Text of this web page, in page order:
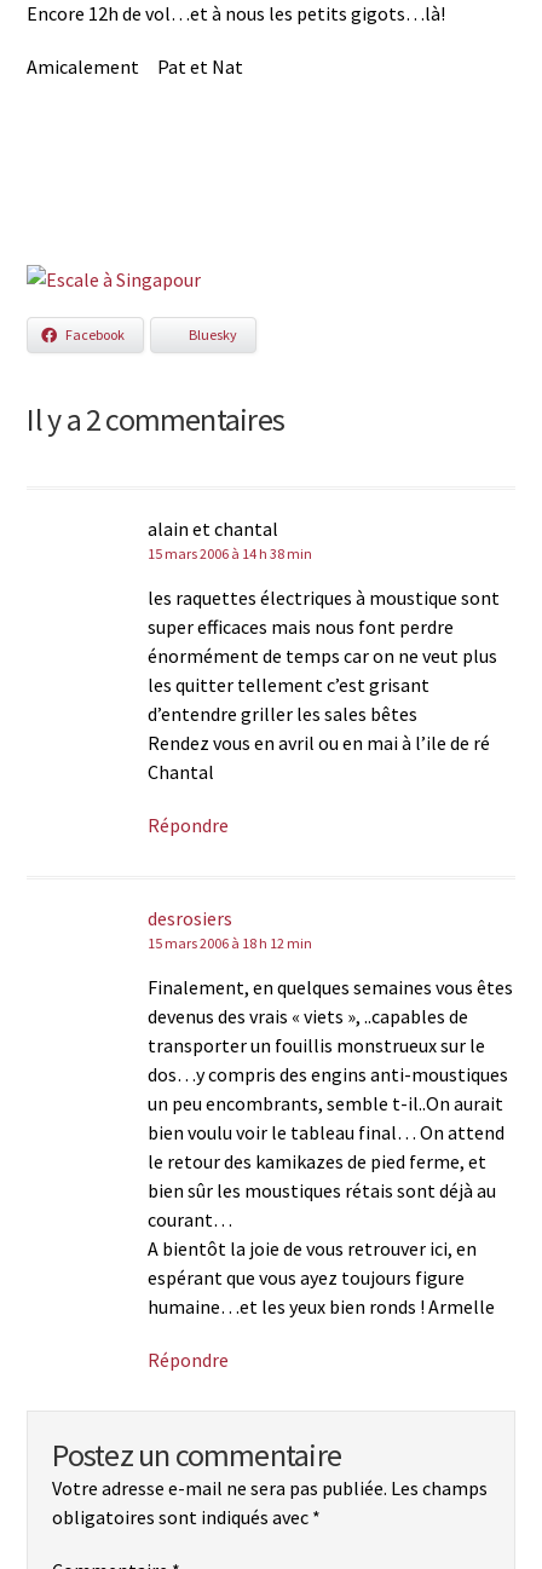
Encore 12h de vol…et à nous les petits gigots…là!
Amicalement Pat et Nat
Facebook Bluesky
Il y a 2 commentaires
alain et chantal
15 mars 2006 à 14 h 38 min
les raquettes électriques à moustique sont
super efficaces mais nous font perdre
énormément de temps car on ne veut plus
les quitter tellement c’est grisant
d’entendre griller les sales bêtes
Rendez vous en avril ou en mai à l’ile de ré
Chantal
Répondre
desrosiers
15 mars 2006 à 18 h 12 min
Finalement, en quelques semaines vous êtes
devenus des vrais « viets », ..capables de
transporter un fouillis monstrueux sur le
dos…y compris des engins anti-moustiques
un peu encombrants, semble t-il..On aurait
bien voulu voir le tableau final… On attend
le retour des kamikazes de pied ferme, et
bien sûr les moustiques rétais sont déjà au
courant…
A bientôt la joie de vous retrouver ici, en
espérant que vous ayez toujours figure
humaine…et les yeux bien ronds ! Armelle
Répondre
Postez un commentaire
Votre adresse e-mail ne sera pas publiée. Les champs
obligatoires sont indiqués avec *